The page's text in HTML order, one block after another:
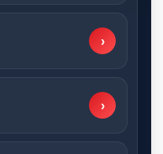
›
›